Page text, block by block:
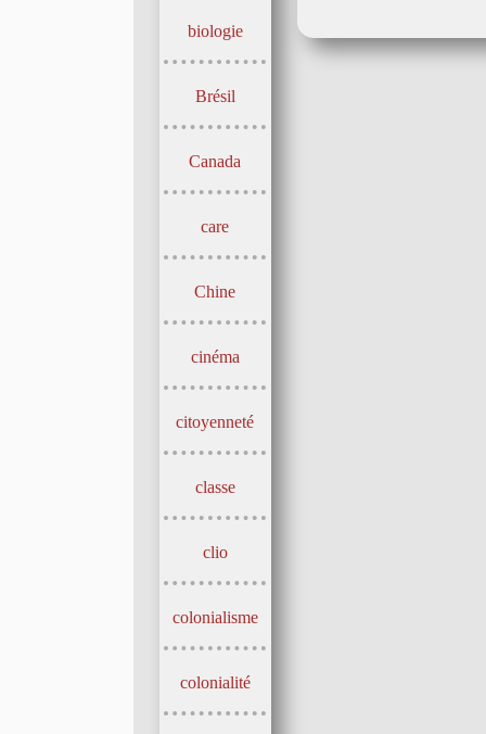
biologie
Brésil
Canada
care
Chine
cinéma
citoyenneté
classe
clio
colonialisme
colonialité